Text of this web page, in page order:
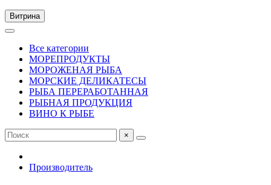
Витрина
Все категории
МОРЕПРОДУКТЫ
МОРОЖЕНАЯ РЫБА
МОРСКИЕ ДЕЛИКАТЕСЫ
РЫБА ПЕРЕРАБОТАННАЯ
РЫБНАЯ ПРОДУКЦИЯ
ВИНО К РЫБЕ
×
Производитель